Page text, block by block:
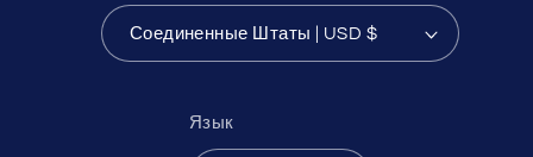
Соединенные Штаты | USD $
Язык